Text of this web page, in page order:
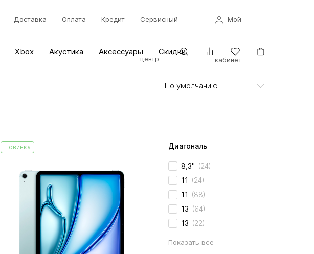
Доставка Оплата Кредит Сервисный
центр
Мой
кабинет
Xbox Акустика Аксессуары Скидки
Новинка Диагональ
8,3" (24)
11 (24)
11 (88)
13 (64)
13 (22)
Показать все